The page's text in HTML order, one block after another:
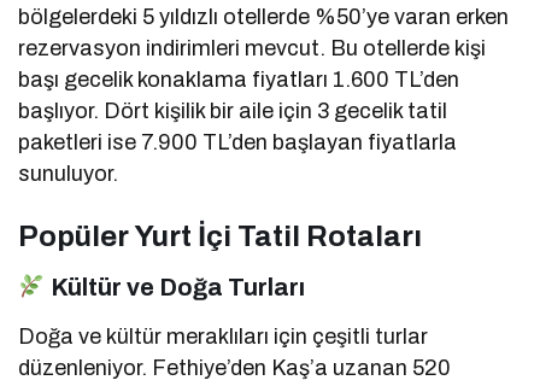
bölgelerdeki 5 yıldızlı otellerde %50’ye varan erken
rezervasyon indirimleri mevcut. Bu otellerde kişi
başı gecelik konaklama fiyatları 1.600 TL’den
başlıyor. Dört kişilik bir aile için 3 gecelik tatil
paketleri ise 7.900 TL’den başlayan fiyatlarla
sunuluyor.
Popüler Yurt İçi Tatil Rotaları
Kültür ve Doğa Turları
Doğa ve kültür meraklıları için çeşitli turlar
düzenleniyor. Fethiye’den Kaş’a uzanan 520